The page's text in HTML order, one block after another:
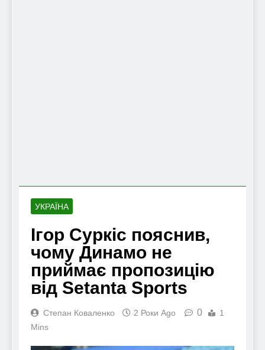
УКРАЇНА
Ігор Суркіс пояснив,
чому Динамо не
приймає пропозицію
від Setanta Sports
Степан Коваленко 2 Роки Ago 0
1
Mins